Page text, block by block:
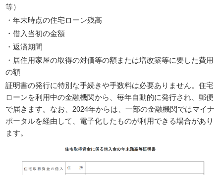
等）
・年末時点の住宅ローン残高
・借入当初の金額
・返済期間
・居住用家屋の取得の対価等の額または増改築等に要した費用
の額
証明書の発行に特別な手続きや手数料は必要ありません。住宅
ローンを利用中の金融機関から、毎年自動的に発行され、郵便
で届きます。なお、2024年からは、一部の金融機関ではマイナ
ポータルを経由して、電子化したものが利用できる場合があり
ます。